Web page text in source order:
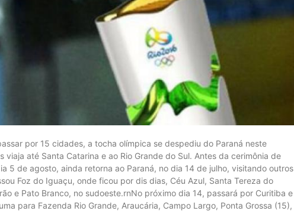
por 15 cidades, a tocha olímpica se despediu do Paraná neste
viaja até Santa Catarina e ao Rio Grande do Sul. Antes da cerimônia de
5 de agosto, ainda retorna ao Paraná, no dia 14 de julho, visitando outros
Foz do Iguaçu, onde ficou por dis dias, Céu Azul, Santa Tereza do
e Pato Branco, no sudoeste.rnNo próximo dia 14, passará por Curitiba e
para Fazenda Rio Grande, Araucária, Campo Largo, Ponta Grossa (15),